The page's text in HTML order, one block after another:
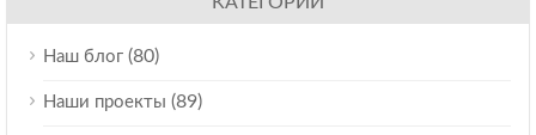
Наш блог (80)
Наши проекты (89)